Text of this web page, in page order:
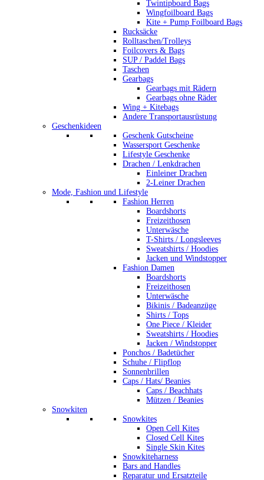
Twintipboard Bags
Wingfoilboard Bags
Kite + Pump Foilboard Bags
Rucksäcke
Rolltaschen/Trolleys
Foilcovers & Bags
SUP / Paddel Bags
Taschen
Gearbags
Gearbags mit Rädern
Gearbags ohne Räder
Wing + Kitebags
Andere Transportausrüstung
Geschenkideen
Geschenk Gutscheine
Wassersport Geschenke
Lifestyle Geschenke
Drachen / Lenkdrachen
Einleiner Drachen
2-Leiner Drachen
Mode, Fashion und Lifestyle
Fashion Herren
Boardshorts
Freizeithosen
Unterwäsche
T-Shirts / Longsleeves
Sweatshirts / Hoodies
Jacken und Windstopper
Fashion Damen
Boardshorts
Freizeithosen
Unterwäsche
Bikinis / Badeanzüge
Shirts / Tops
One Piece / Kleider
Sweatshirts / Hoodies
Jacken / Windstopper
Ponchos / Badetücher
Schuhe / Flipflop
Sonnenbrillen
Caps / Hats/ Beanies
Caps / Beachhats
Mützen / Beanies
Snowkiten
Snowkites
Open Cell Kites
Closed Cell Kites
Single Skin Kites
Snowkiteharness
Bars and Handles
Reparatur und Ersatzteile